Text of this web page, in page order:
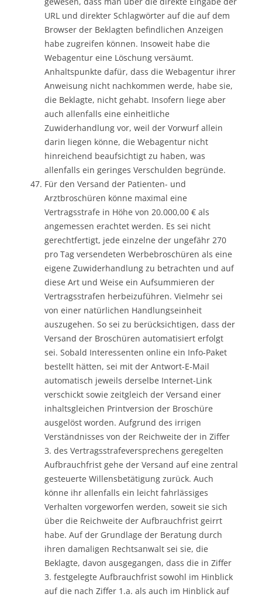
URL und direkter Schlagwörter auf die auf dem
Browser der Beklagten befindlichen Anzeigen
habe zugreifen können. Insoweit habe die
Webagentur eine Löschung versäumt.
Anhaltspunkte dafür, dass die Webagentur ihrer
Anweisung nicht nachkommen werde, habe sie,
die Beklagte, nicht gehabt. Insofern liege aber
auch allenfalls eine einheitliche
Zuwiderhandlung vor, weil der Vorwurf allein
darin liegen könne, die Webagentur nicht
hinreichend beaufsichtigt zu haben, was
allenfalls ein geringes Verschulden begründe.
Für den Versand der Patienten- und
Arztbroschüren könne maximal eine
Vertragsstrafe in Höhe von 20.000,00 € als
angemessen erachtet werden. Es sei nicht
gerechtfertigt, jede einzelne der ungefähr 270
pro Tag versendeten Werbebroschüren als eine
eigene Zuwiderhandlung zu betrachten und auf
diese Art und Weise ein Aufsummieren der
Vertragsstrafen herbeizuführen. Vielmehr sei
von einer natürlichen Handlungseinheit
auszugehen. So sei zu berücksichtigen, dass der
Versand der Broschüren automatisiert erfolgt
sei. Sobald Interessenten online ein Info-Paket
bestellt hätten, sei mit der Antwort-E-Mail
automatisch jeweils derselbe Internet-Link
verschickt sowie zeitgleich der Versand einer
inhaltsgleichen Printversion der Broschüre
ausgelöst worden. Aufgrund des irrigen
Verständnisses von der Reichweite der in Ziffer
3. des Vertragsstrafeversprechens geregelten
Aufbrauchfrist gehe der Versand auf eine zentral
gesteuerte Willensbetätigung zurück. Auch
könne ihr allenfalls ein leicht fahrlässiges
Verhalten vorgeworfen werden, soweit sie sich
über die Reichweite der Aufbrauchfrist geirrt
habe. Auf der Grundlage der Beratung durch
ihren damaligen Rechtsanwalt sei sie, die
Beklagte, davon ausgegangen, dass die in Ziffer
3. festgelegte Aufbrauchfrist sowohl im Hinblick
auf die nach Ziffer 1.a. als auch im Hinblick auf